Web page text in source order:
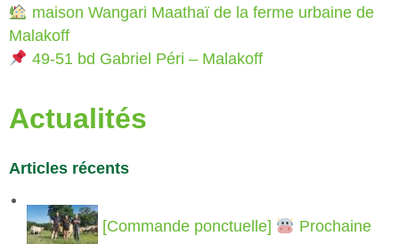
maison Wangari Maathaï de la ferme urbaine de
Malakoff
49-51 bd Gabriel Péri – Malakoff
Actualités
Articles récents
[Commande ponctuelle]
Prochaine